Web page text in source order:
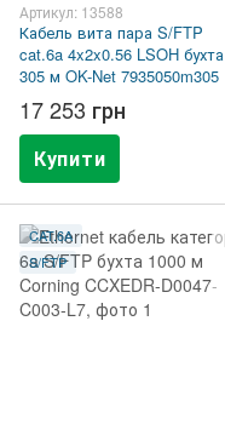
Артикул: 13588
Кабель вита пара S/FTP
cat.6a 4x2x0.56 LSOH бухта
305 м OK-Net 7935050m305
17 253 грн
Купити
CAT.6A
S/FTP